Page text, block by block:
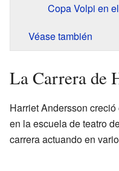
Copa Volpi en
Véase también
La Carrera de
Harriet Andersson
en la escuela de teatro
carrera actuando en